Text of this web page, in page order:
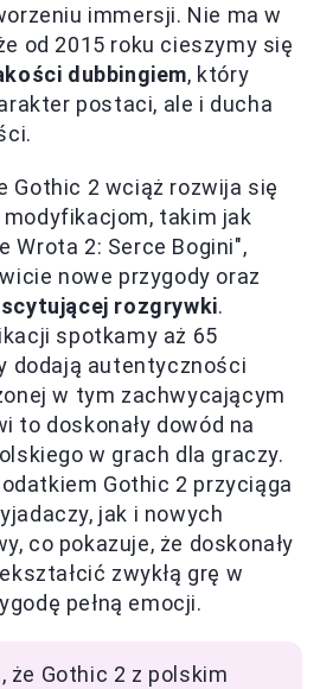
immersji. Nie ma w
od 2015 roku cieszymy się
dubbingiem, który
postaci, ale i ducha
Gothic 2 wciąż rozwija się
takim jak
Wrota 2: Serce Bogini",
nowe przygody oraz
rozgrywki.
spotkamy aż 65
dodają autentyczności
w tym zachwycającym
to doskonały dowód na
w grach dla graczy.
Gothic 2 przyciąga
jak i nowych
co pokazuje, że doskonały
zwykłą grę w
pełną emocji.
że Gothic 2 z polskim